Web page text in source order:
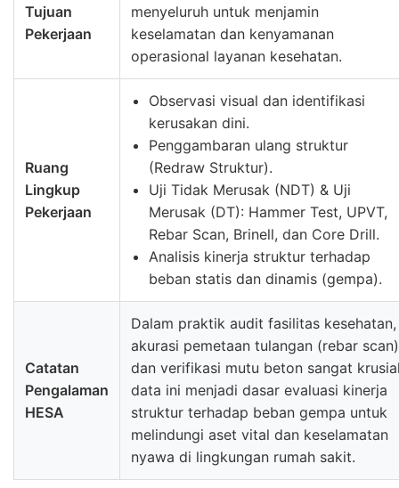
Tujuan
Pekerjaan
menyeluruh untuk menjamin
keselamatan dan kenyamanan
operasional layanan kesehatan.
Ruang
Lingkup
Pekerjaan
Observasi visual dan identifikasi
kerusakan dini.
Penggambaran ulang struktur
(Redraw Struktur).
Uji Tidak Merusak (NDT) & Uji
Merusak (DT): Hammer Test, UPVT,
Rebar Scan, Brinell, dan Core Drill.
Analisis kinerja struktur terhadap
beban statis dan dinamis (gempa).
Catatan
Pengalaman
HESA
Dalam praktik audit fasilitas kesehatan,
akurasi pemetaan tulangan (rebar scan)
dan verifikasi mutu beton sangat
data ini menjadi dasar evaluasi kinerja
struktur terhadap beban gempa untuk
melindungi aset vital dan keselamatan
nyawa di lingkungan rumah sakit.